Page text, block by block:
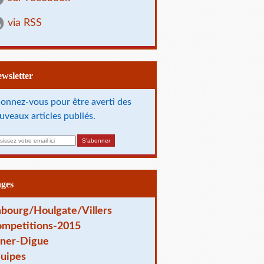
via RSS
vous pour être averti des
articles publiés.
Houlgate/Villers
2015
Digue